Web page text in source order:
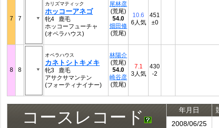
7 7
カリズマティック
ホッコーアネゴ
牝4 鹿毛
ホッコーフューチャ
(オペラハウス)
尾林彦
(荒尾)
54.0
畑田修
(荒尾)
10.6
6人気
451
±0
8 8
オペラハウス
カネトシトキメキ
牝3 鹿毛
アサクサマンテン
(フォーティナイナー)
林陽介
(荒尾)
54.0
崎谷彦
(荒尾)
7.1
3人気
430
-2
コースレコード 年月日
2008/06/25